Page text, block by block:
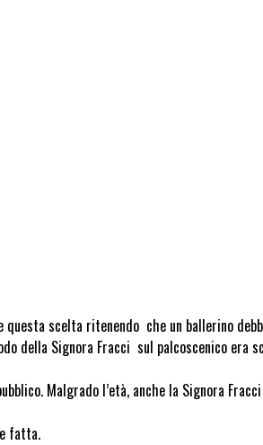
scelta ritenendo che un ballerino
della Signora Fracci sul palcoscenico era
Malgrado l’età, anche la Signora
fatta.